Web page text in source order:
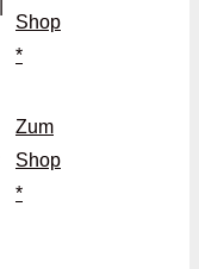
Shop
*
Zum
Shop
*